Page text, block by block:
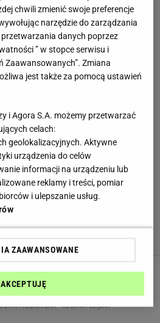
tę zupę, reszta Polski jej nie
ją z taniego warzywa
REGIONALNA KUCHNIA ŚLĄSKA
chwili zmienić swoje preferencje
narzędzie do zarządzania
danych poprzez
” w stopce serwisu i
Zaawansowanych”. Zmiana
jest także za pomocą ustawień
i Agora S.A. możemy przetwarzać
celach:
geolokalizacyjnych. Aktywne
urządzenia do celów
informacji na urządzeniu lub
reklamy i treści, pomiar
i ulepszanie usług.
ZAAWANSOWANE
AKCEPTUJĘ